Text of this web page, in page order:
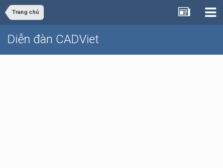
Trang chủ
Diễn đàn CADViet